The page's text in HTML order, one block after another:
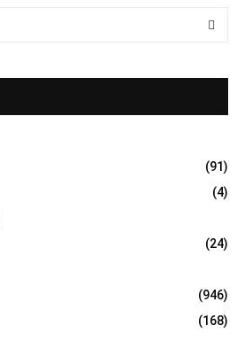
R
C
H
(91)
(4)
(24)
(946)
(168)